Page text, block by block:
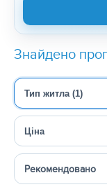
Знайдено
Тип житла (1)
Ціна
Сортувати